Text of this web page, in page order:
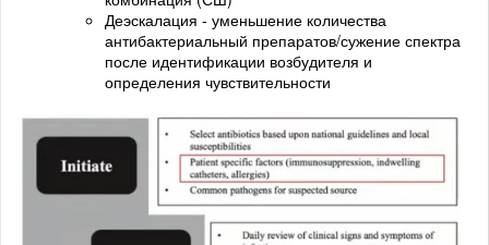
Деэскалация - уменьшение количества
антибактериальный препаратов/сужение спектра
после идентификации возбудителя и
определения чувствительности